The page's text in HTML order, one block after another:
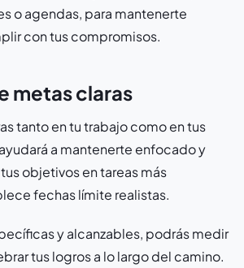
o agendas, para mantenerte
con tus compromisos.
metas claras
tanto en tu trabajo como en tus
a mantenerte enfocado y
objetivos en tareas más
fechas límite realistas.
y alcanzables, podrás medir
tus logros a lo largo del camino.